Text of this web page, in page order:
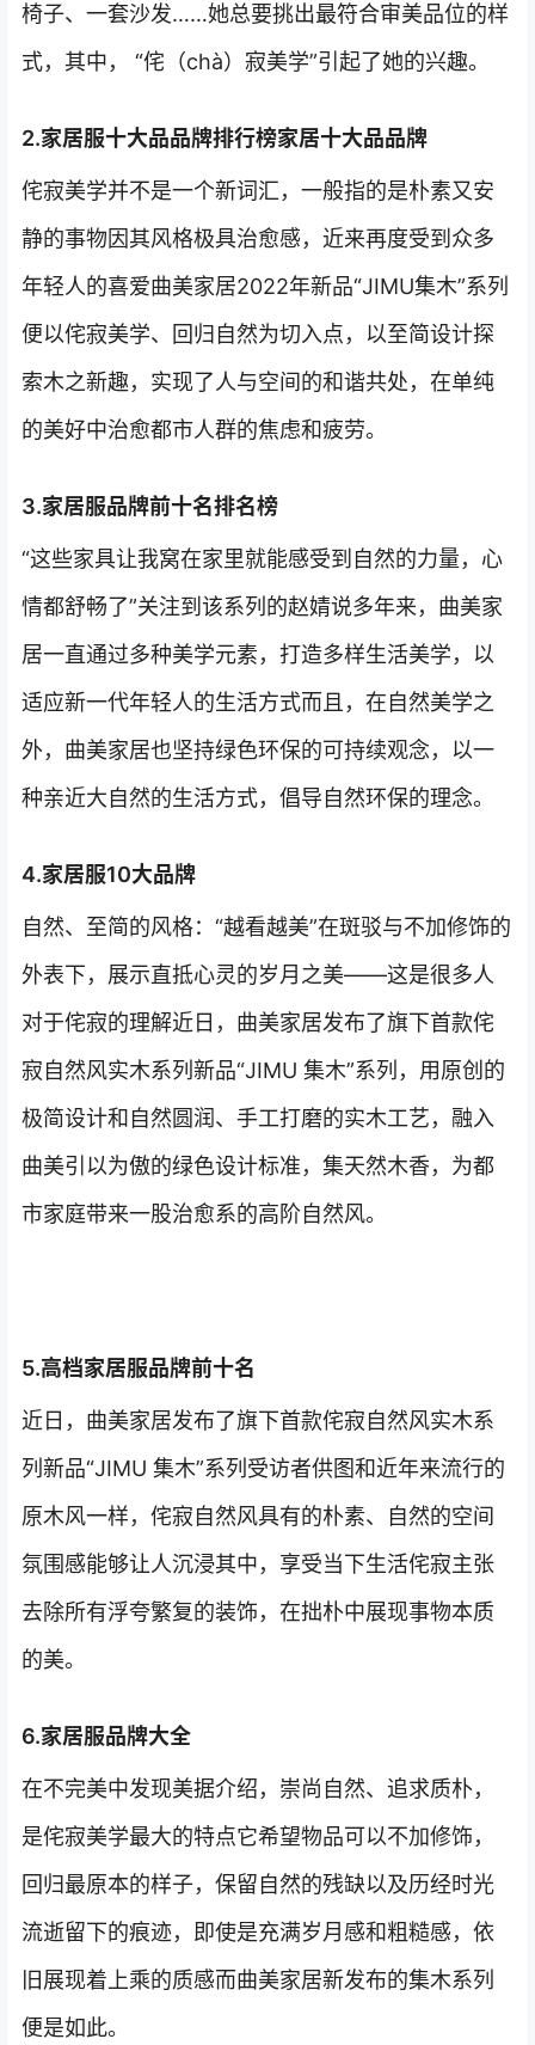
椅子、一套沙发……她总要挑出最符合审美品位的样
式，其中， “侘（chà）寂美学”引起了她的兴趣。
2.家居服十大品品牌排行榜家居十大品品牌
侘寂美学并不是一个新词汇，一般指的是朴素又安
静的事物因其风格极具治愈感，近来再度受到众多
年轻人的喜爱曲美家居2022年新品“JIMU集木”系列
便以侘寂美学、回归自然为切入点，以至简设计探
索木之新趣，实现了人与空间的和谐共处，在单纯
的美好中治愈都市人群的焦虑和疲劳。
3.家居服品牌前十名排名榜
“这些家具让我窝在家里就能感受到自然的力量，心
情都舒畅了”关注到该系列的赵婧说多年来，曲美家
居一直通过多种美学元素，打造多样生活美学，以
适应新一代年轻人的生活方式而且，在自然美学之
外，曲美家居也坚持绿色环保的可持续观念，以一
种亲近大自然的生活方式，倡导自然环保的理念。
4.家居服10大品牌
自然、至简的风格：“越看越美”在斑驳与不加修饰的
外表下，展示直抵心灵的岁月之美——这是很多人
对于侘寂的理解近日，曲美家居发布了旗下首款侘
寂自然风实木系列新品“JIMU 集木”系列，用原创的
极简设计和自然圆润、手工打磨的实木工艺，融入
曲美引以为傲的绿色设计标准，集天然木香，为都
市家庭带来一股治愈系的高阶自然风。
5.高档家居服品牌前十名
近日，曲美家居发布了旗下首款侘寂自然风实木系
列新品“JIMU 集木”系列受访者供图和近年来流行的
原木风一样，侘寂自然风具有的朴素、自然的空间
氛围感能够让人沉浸其中，享受当下生活侘寂主张
去除所有浮夸繁复的装饰，在拙朴中展现事物本质
的美。
6.家居服品牌大全
在不完美中发现美据介绍，崇尚自然、追求质朴，
是侘寂美学最大的特点它希望物品可以不加修饰，
回归最原本的样子，保留自然的残缺以及历经时光
流逝留下的痕迹，即使是充满岁月感和粗糙感，依
旧展现着上乘的质感而曲美家居新发布的集木系列
便是如此。